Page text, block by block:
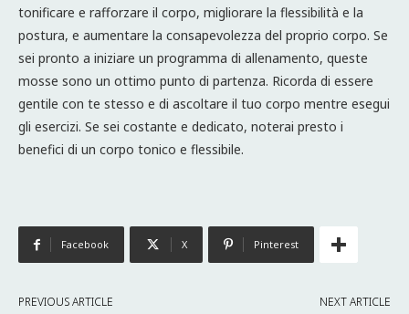
tonificare e rafforzare il corpo, migliorare la flessibilità e la
postura, e aumentare la consapevolezza del proprio corpo. Se
sei pronto a iniziare un programma di allenamento, queste
mosse sono un ottimo punto di partenza. Ricorda di essere
gentile con te stesso e di ascoltare il tuo corpo mentre esegui
gli esercizi. Se sei costante e dedicato, noterai presto i
benefici di un corpo tonico e flessibile.
Facebook X Pinterest
PREVIOUS ARTICLE NEXT ARTICLE